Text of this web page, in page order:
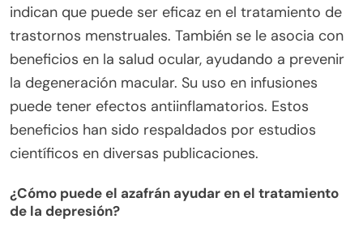
indican que puede ser eficaz en el tratamiento de
trastornos menstruales. También se le asocia con
beneficios en la salud ocular, ayudando a prevenir
la degeneración macular. Su uso en infusiones
puede tener efectos antiinflamatorios. Estos
beneficios han sido respaldados por estudios
científicos en diversas publicaciones.
¿Cómo puede el azafrán ayudar en el tratamiento
de la depresión?